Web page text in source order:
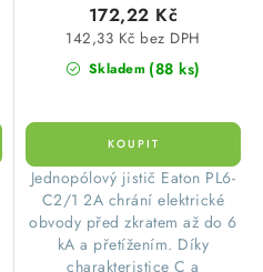
Skladem (88 ks)
142,33 Kč bez DPH
172,22 Kč
Jednopólový jistič Eaton PL6-
C2/1 2A chrání elektrické
obvody před zkratem až do 6
kA a přetížením. Díky
charakteristice C a